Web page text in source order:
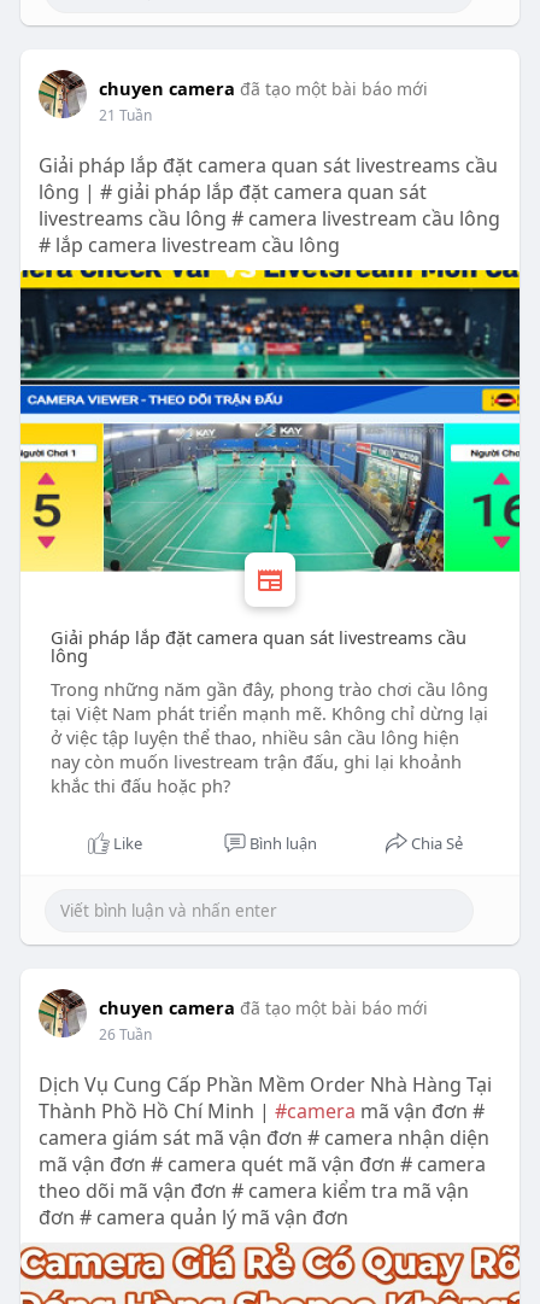
chuyen camera đã tạo một bài báo mới
21 Tuần
Giải pháp lắp đặt camera quan sát livestreams cầu
lông | # giải pháp lắp đặt camera quan sát
livestreams cầu lông # camera livestream cầu lông
# lắp camera livestream cầu lông
Giải pháp lắp đặt camera quan sát livestreams cầu
lông
Trong những năm gần đây, phong trào chơi cầu lông
tại Việt Nam phát triển mạnh mẽ. Không chỉ dừng lại
ở việc tập luyện thể thao, nhiều sân cầu lông hiện
nay còn muốn livestream trận đấu, ghi lại khoảnh
khắc thi đấu hoặc ph?
Like Bình luận Chia Sẻ
chuyen camera đã tạo một bài báo mới
26 Tuần
Dịch Vụ Cung Cấp Phần Mềm Order Nhà Hàng Tại
Thành Phồ Hồ Chí Minh | #camera mã vận đơn #
camera giám sát mã vận đơn # camera nhận diện
mã vận đơn # camera quét mã vận đơn # camera
theo dõi mã vận đơn # camera kiểm tra mã vận
đơn # camera quản lý mã vận đơn